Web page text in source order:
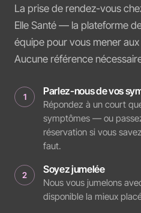
La prise de rendez-vous
Elle Santé — la plateforme
équipe pour vous mener
Aucune référence
1 Parlez-nous de vos
Répondez à un court
symptômes — ou
réservation si vous
faut.
2 Soyez jumelée
Nous vous jumelons
disponible la mieux